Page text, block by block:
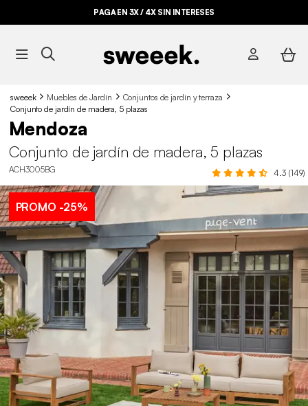
PAGA EN 3X / 4X SIN INTERESES
sweeek Muebles de Jardín
Conjuntos de jardín y terraza
Conjunto de jardín de madera, 5 plazas
Mendoza
Conjunto de jardín de madera, 5 plazas
ACH3005BG 4.3 (149)
PROMO -25%